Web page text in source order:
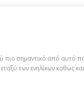
πιο σημαντικό από αυτό
των ενηλίκων καθώς